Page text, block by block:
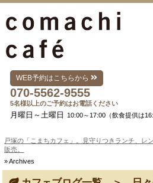
WEB予約はこちらから
070-5562-9555
5名様以上のご予約はお電話ください
月曜日～土曜日 10:00～17:00（飲食提供は
戸塚の「こまちカフェ」。見守りつきランチ、レ
販売。
» Archives